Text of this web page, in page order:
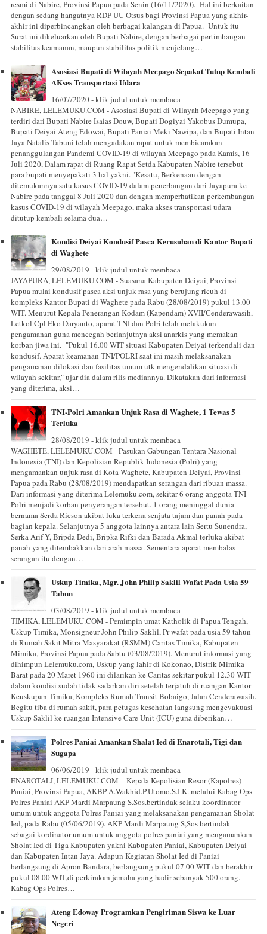
resmi di Nabire, Provinsi Papua pada Senin (16/11/2020). Hal ini berkaitan
dengan sedang hangatnya RDP UU Otsus bagi Provinsi Papua yang akhir-
akhir ini diperbincangkan oleh berbagai kalangan di Papua. Untuk itu
Surat ini dikeluarkan oleh Bupati Nabire, dengan berbagai pertimbangan
stabilitas keamanan, maupun stabilitas politik menjelang…
Asosiasi Bupati di Wilayah Meepago Sepakat Tutup Kembali
AKses Transportasi Udara
16/07/2020 - klik judul untuk membaca
NABIRE, LELEMUKU.COM - Asosiasi Bupati di Wilayah Meepago yang
terdiri dari Bupati Nabire Isaias Douw, Bupati Dogiyai Yakobus Dumupa,
Bupati Deiyai Ateng Edowai, Bupati Paniai Meki Nawipa, dan Bupati Intan
Jaya Natalis Tabuni telah mengadakan rapat untuk membicarakan
penanggulangan Pandemi COVID-19 di wilayah Meepago pada Kamis, 16
Juli 2020, Dalam rapat di Ruang Rapat Setda Kabupaten Nabire tersebut
para bupati menyepakati 3 hal yakni. "Kesatu, Berkenaan dengan
ditemukannya satu kasus COVID-19 dalam penerbangan dari Jayapura ke
Nabire pada tanggal 8 Juli 2020 dan dengan memperhatikan perkembangan
kasus COVID-19 di wilayah Meepago, maka akses transportasi udara
ditutup kembali selama dua…
Kondisi Deiyai Kondusif Pasca Kerusuhan di Kantor Bupati
di Waghete
29/08/2019 - klik judul untuk membaca
JAYAPURA, LELEMUKU.COM - Suasana Kabupaten Deiyai, Provinsi
Papua mulai kondusif pasca aksi unjuk rasa yang berujung ricuh di
kompleks Kantor Bupati di Waghete pada Rabu (28/08/2019) pukul 13.00
WIT. Menurut Kepala Penerangan Kodam (Kapendam) XVII/Cenderawasih,
Letkol Cpl Eko Daryanto, aparat TNI dan Polri telah melakukan
pengamanan guna mencegah berlanjutnya aksi anarkis yang memakan
korban jiwa ini. "Pukul 16.00 WIT situasi Kabupaten Deiyai terkendali dan
kondusif. Aparat keamanan TNI/POLRI saat ini masih melaksanakan
pengamanan dilokasi dan fasilitas umum utk mengendalikan situasi di
wilayah sekitar," ujar dia dalam rilis mediannya. Dikatakan dari informasi
yang diterima, aksi…
TNI-Polri Amankan Unjuk Rasa di Waghete, 1 Tewas 5
Terluka
28/08/2019 - klik judul untuk membaca
WAGHETE, LELEMUKU.COM - Pasukan Gabungan Tentara Nasional
Indonesia (TNI) dan Kepolisian Republik Indonesia (Polri) yang
mengamankan unjuk rasa di Kota Waghete, Kabupaten Deiyai, Provinsi
Papua pada Rabu (28/08/2019) mendapatkan serangan dari ribuan massa.
Dari informasi yang diterima Lelemuku.com, sekitar 6 orang anggota TNI-
Polri menjadi korban penyerangan tersebut. 1 orang meninggal dunia
bernama Serda Ricson akibat luka terkena senjata tajam dan panah pada
bagian kepala. Selanjutnya 5 anggota lainnya antara lain Sertu Sunendra,
Serka Arif Y, Bripda Dedi, Bripka Rifki dan Barada Akmal terluka akibat
panah yang ditembakkan dari arah massa. Sementara aparat membalas
serangan itu dengan…
Uskup Timika, Mgr. John Philip Saklil Wafat Pada Usia 59
Tahun
03/08/2019 - klik judul untuk membaca
TIMIKA, LELEMUKU.COM - Pemimpin umat Katholik di Papua Tengah,
Uskup Timika, Monsigneur John Philip Saklil, Pr wafat pada usia 59 tahun
di Rumah Sakit Mitra Masyarakat (RSMM) Caritas Timika, Kabupaten
Mimika, Provinsi Papua pada Sabtu (03/08/2019). Menurut informasi yang
dihimpun Lelemuku.com, Uskup yang lahir di Kokonao, Distrik Mimika
Barat pada 20 Maret 1960 ini dilarikan ke Caritas sekitar pukul 12.30 WIT
dalam kondisi sudah tidak sadarkan diri setelah terjatuh di ruangan Kantor
Keuskupan Timika, Kompleks Rumah Transit Bobaigo, Jalan Cenderawasih.
Begitu tiba di rumah sakit, para petugas kesehatan langsung mengevakuasi
Uskup Saklil ke ruangan Intensive Care Unit (ICU) guna diberikan…
Polres Paniai Amankan Shalat Ied di Enarotali, Tigi dan
Sugapa
06/06/2019 - klik judul untuk membaca
ENAROTALI, LELEMUKU.COM – Kepala Kepolisian Resor (Kapolres)
Paniai, Provinsi Papua, AKBP A.Wakhid.P.Utomo.S.I.K. melalui Kabag Ops
Polres Paniai AKP Mardi Marpaung S.Sos.bertindak selaku koordinator
umum untuk anggota Polres Paniai yang melaksanakan pengamanan Sholat
Ied, pada Rabu (05/06/2019). AKP Mardi Marpaung S,Sos bertindak
sebagai kordinator umum untuk anggota polres paniai yang mengamankan
Sholat Ied di Tiga Kabupaten yakni Kabupaten Paniai, Kabupaten Deiyai
dan Kabupaten Intan Jaya. Adapun Kegiatan Sholat Ied di Paniai
berlangsung di Apron Bandara, berlangsung pukul 07.00 WIT dan berakhir
pukul 08.00 WIT,di perkirakan jemaha yang hadir sebanyak 500 orang.
Kabag Ops Polres…
Ateng Edoway Programkan Pengiriman Siswa ke Luar
Negeri